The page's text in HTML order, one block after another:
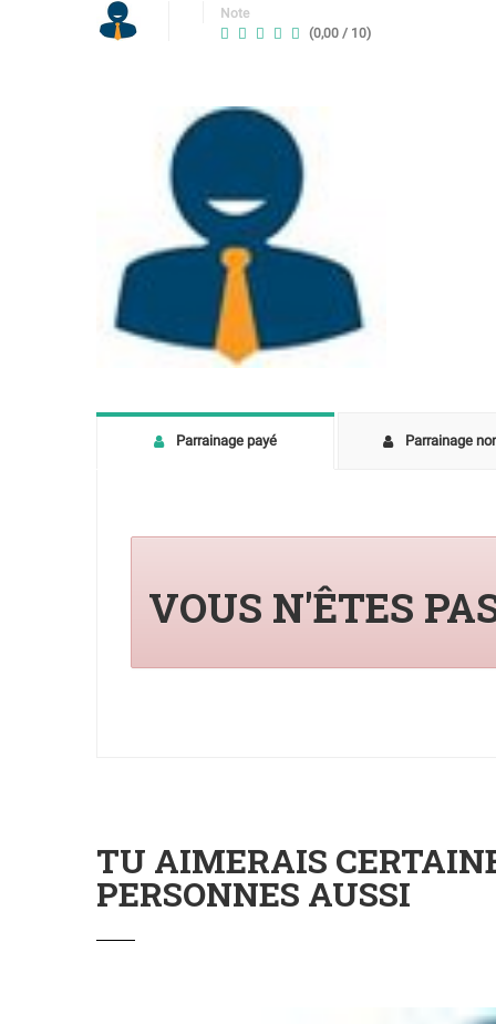
Note
(0,00 / 10)
Parrainage payé Parrainage
VOUS N'ÊTES
TU AIMERAIS
PERSONNES AUSSI